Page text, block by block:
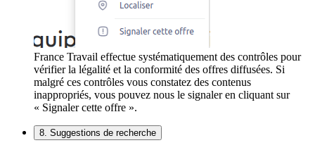
France Travail effectue systématiquement des contrôles pour
vérifier la légalité et la conformité des offres diffusées. Si
malgré ces contrôles vous constatez des contenus
inappropriés, vous pouvez nous le signaler en cliquant sur
« Signaler cette offre ».
8. Suggestions de recherche